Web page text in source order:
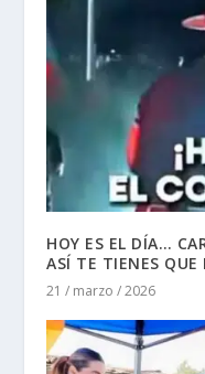
HOY ES EL DÍA…
ASÍ TE TIENES QUE
21 / marzo / 2026